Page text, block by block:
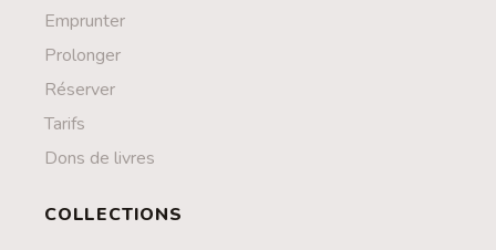
Emprunter
Prolonger
Réserver
Tarifs
Dons de livres
COLLECTIONS